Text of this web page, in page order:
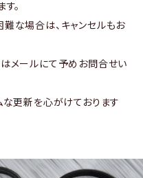
。
な場合は、キャンセルもお
メールにて予めお問合せい
な更新を心がけております